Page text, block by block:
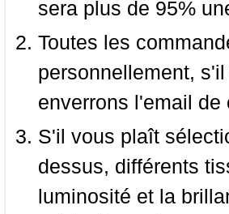
sera plus de 95%
Toutes les
personnellement,
enverrons l'email
S'il vous plaît
dessus, différents
luminosité et la